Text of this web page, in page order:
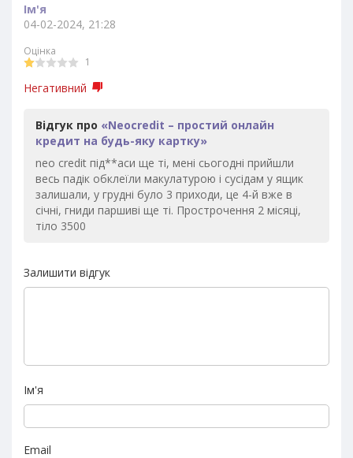
Ім'я
04-02-2024, 21:28
Оцінка
1
Негативний
Відгук про «Neocredit – простий онлайн
кредит на будь-яку картку»
neo credit під**аси ще ті, мені сьогодні прийшли
весь падік обклеїли макулатурою і сусідам у ящик
залишали, у грудні було 3 приходи, це 4-й вже в
січні, гниди паршиві ще ті. Прострочення 2 місяці,
тіло 3500
Залишити відгук
Ім'я
Email